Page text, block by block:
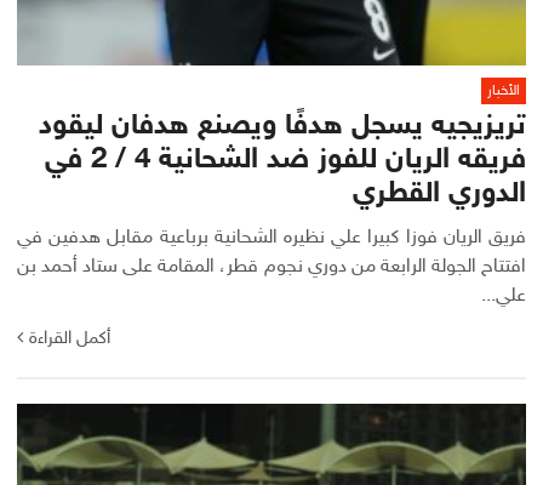
الأخبار
تريزيجيه يسجل هدفًا ويصنع هدفان ليقود
فريقه الريان للفوز ضد الشحانية 4 / 2 في
الدوري القطري
فريق الريان فوزا كبيرا علي نظيره الشحانية برباعية مقابل هدفين في
افتتاح الجولة الرابعة من دوري نجوم قطر، المقامة على ستاد أحمد بن
علي...
أكمل القراءة